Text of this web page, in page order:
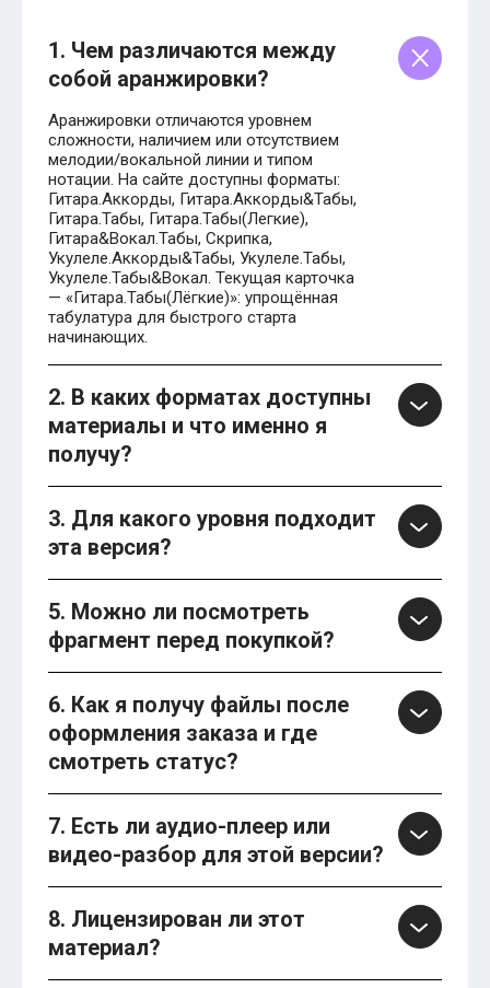
1. Чем различаются между
собой аранжировки?
Аранжировки отличаются уровнем
сложности, наличием или отсутствием
мелодии/вокальной линии и типом
нотации. На сайте доступны форматы:
Гитара.Аккорды, Гитара.Аккорды&Табы,
Гитара.Табы, Гитара.Табы(Легкие),
Гитара&Вокал.Табы, Скрипка,
Укулеле.Аккорды&Табы, Укулеле.Табы,
Укулеле.Табы&Вокал. Текущая карточка
— «Гитара.Табы(Лёгкие)»: упрощённая
табулатура для быстрого старта
начинающих.
2. В каких форматах доступны
материалы и что именно я
получу?
3. Для какого уровня подходит
эта версия?
5. Можно ли посмотреть
фрагмент перед покупкой?
6. Как я получу файлы после
оформления заказа и где
смотреть статус?
7. Есть ли аудио-плеер или
видео-разбор для этой версии?
8. Лицензирован ли этот
материал?